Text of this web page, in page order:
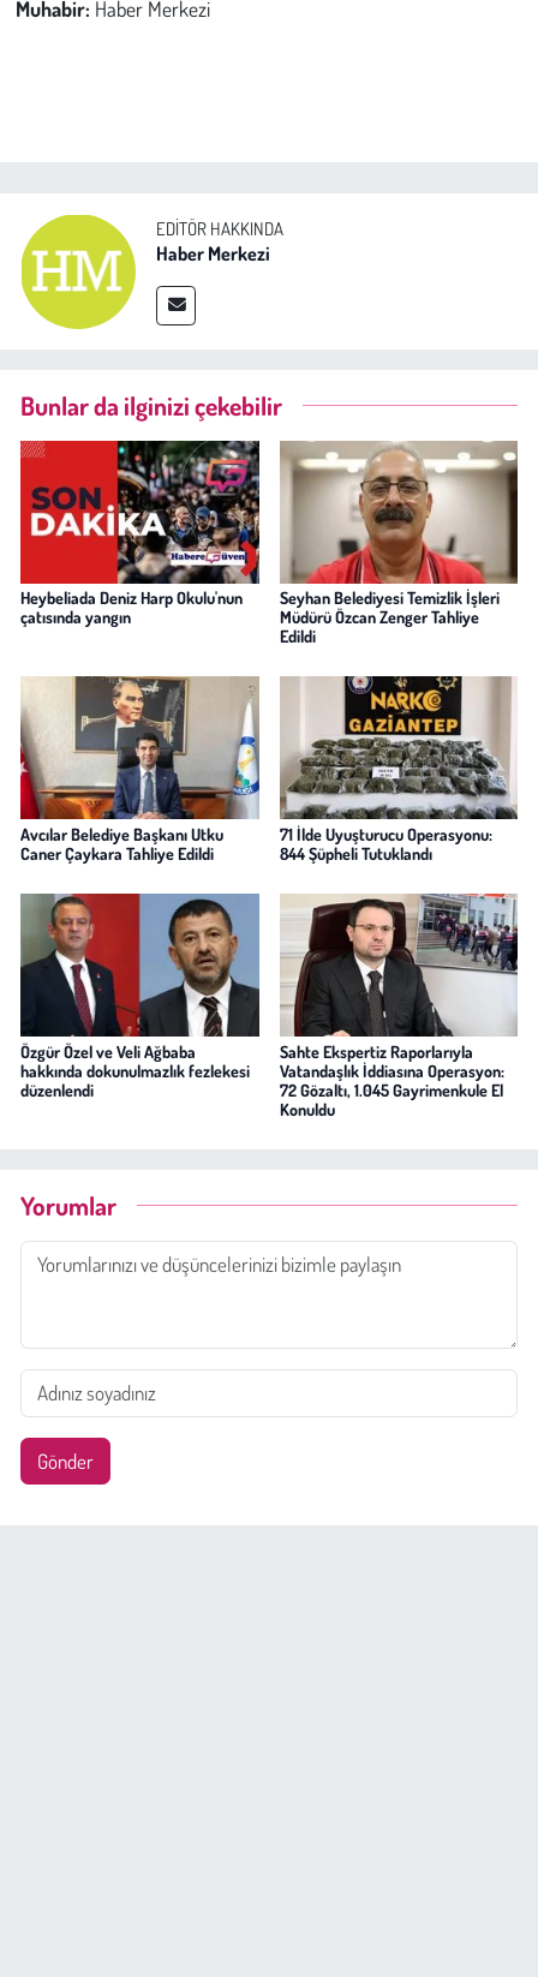
Muhabir: Haber Merkezi
EDITÖR HAKKINDA
Haber Merkezi
Bunlar da ilginizi çekebilir
Heybeliada Deniz Harp Okulu'nun
çatısında yangın
Seyhan Belediyesi Temizlik İşleri
Müdürü Özcan Zenger Tahliye
Edildi
Avcılar Belediye Başkanı Utku
Caner Çaykara Tahliye Edildi
71 İlde Uyuşturucu Operasyonu:
844 Şüpheli Tutuklandı
Özgür Özel ve Veli Ağbaba
hakkında dokunulmazlık fezlekesi
düzenlendi
Sahte Ekspertiz Raporlarıyla
Vatandaşlık İddiasına Operasyon:
72 Gözaltı, 1.045 Gayrimenkule El
Konuldu
Yorumlar
Gönder